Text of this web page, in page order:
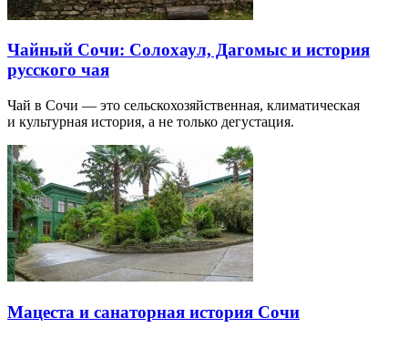
Чайный Сочи: Солохаул, Дагомыс и история
русского чая
Чай в Сочи — это сельскохозяйственная, климатическая
и культурная история, а не только дегустация.
Мацеста и санаторная история Сочи